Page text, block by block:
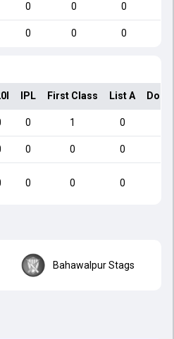
0 0 0
0 0 0
IPL First Class List A
0 1 0
0 0 0
0 0 0
Bahawalpur Stags